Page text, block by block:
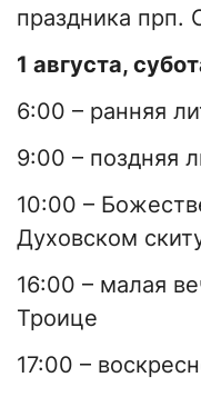
праздника прп.
1 августа,
6:00 – ранняя
9:00 – поздняя
10:00 –
Духовском
16:00 – малая
Троице
17:00 –